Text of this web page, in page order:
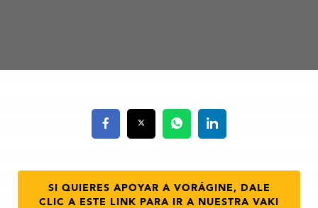
SI QUIERES APOYAR A VORÁGINE, DALE
CLIC A ESTE LINK PARA IR A NUESTRA VAKI